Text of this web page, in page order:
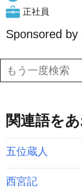
正社員
Sponsored by
関連語を
五位蔵人
西宮記